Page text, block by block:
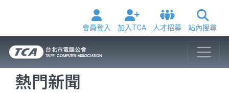
會員登入 加入TCA 人才招募 站內搜尋
熱門新聞